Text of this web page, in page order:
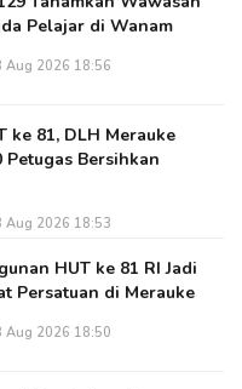
Pelajar di Wanam
Aug 2026 18:56
ke 81, DLH Merauke
Petugas Bersihkan
Aug 2026 18:53
HUT ke 81 RI Jadi
Persatuan di Merauke
Aug 2026 18:50